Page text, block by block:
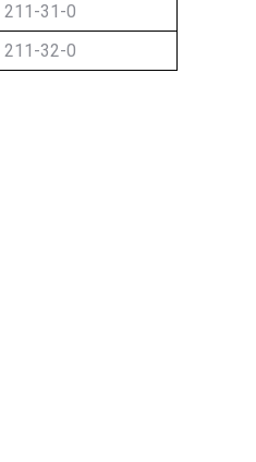
211-31-0
211-32-0